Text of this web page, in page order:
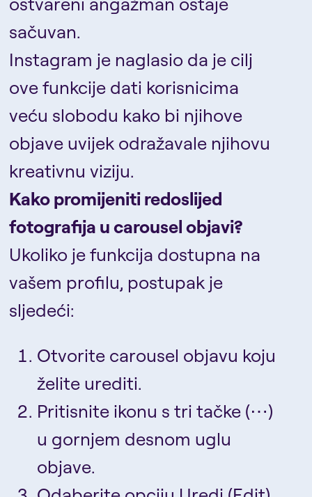
sačuvan.
Instagram je naglasio da je cilj
ove funkcije dati korisnicima
veću slobodu kako bi njihove
objave uvijek odražavale njihovu
kreativnu viziju.
Kako promijeniti redoslijed
fotografija u carousel objavi?
Ukoliko je funkcija dostupna na
vašem profilu, postupak je
sljedeći:
Otvorite carousel objavu koju
želite urediti.
Pritisnite ikonu s tri tačke (⋯)
u gornjem desnom uglu
objave.